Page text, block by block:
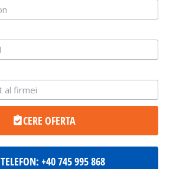
CERE OFERTA
TELEFON: +40 745 995 868